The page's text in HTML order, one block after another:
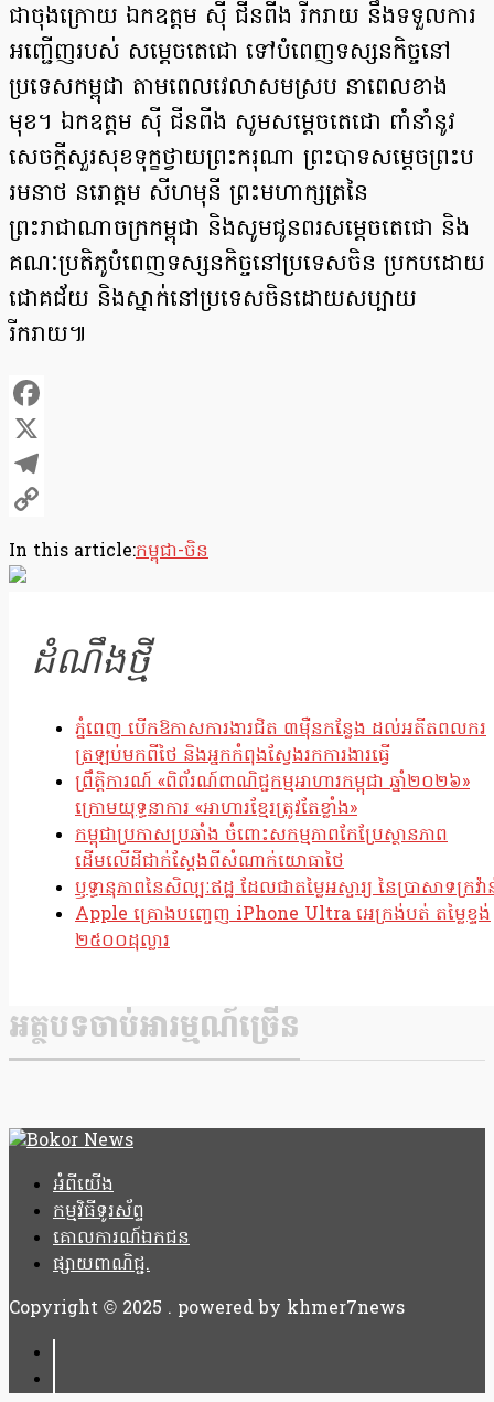
ជាចុងក្រោយ ឯកឧត្តម ស៊ី ជីនពីង រីករាយ នឹងទទួលការ
អញ្ជើញរបស់ សម្តេចតេជោ ទៅបំពេញទស្សនកិច្ចនៅ
ប្រទេសកម្ពុជា តាមពេលវេលាសមស្រប នាពេលខាង
មុខ។ ឯកឧត្តម ស៊ី ជីនពីង សូមសម្តេចតេជោ ពាំនាំនូវ
សេចក្តីសួរសុខទុក្ខថ្វាយព្រះករុណា ព្រះបាទសម្តេចព្រះប
រមនាថ នរោត្តម សីហមុនី ព្រះមហាក្សត្រនៃ
ព្រះរាជាណាចក្រកម្ពុជា និងសូមជូនពរសម្តេចតេជោ និង
គណៈប្រតិភូបំពេញទស្សនកិច្ចនៅប្រទេសចិន ប្រកបដោយ
ជោគជ័យ និងស្នាក់នៅប្រទេសចិនដោយសប្បាយ
រីករាយ៕
Facebook
X
Telegram
Link
In this article:កម្ពុជា-ចិន
ដំណឹងថ្មី
ភ្នំពេញ បើកឱកាសការងារជិត ៣ម៉ឺនកន្លែង ដល់អតីតពលករ
ត្រឡប់មកពីថៃ និងអ្នកកំពុងស្វែងរកការងារធ្វើ
ព្រឹត្តិការណ៍ «ពិព័រណ៍ពាណិជ្ជកម្មអាហារកម្ពុជា ឆ្នាំ២០២៦»
ក្រោមយុទ្ធនាការ «អាហារខ្មែរត្រូវតែខ្លាំង»
កម្ពុជាប្រកាសប្រឆាំង ចំពោះសកម្មភាពកែប្រែស្ថានភាព
ដើមលើដីជាក់ស្តែងពីសំណាក់យោធាថៃ
ឫទ្ធានុភាពនៃសិល្បៈឥដ្ឋ ដែលជាតម្លៃអស្ចារ្យ នៃប្រាសាទក្រវ៉
Apple គ្រោងបញ្ចេញ iPhone Ultra អេក្រង់បត់ តម្លៃខ្ទង់
២៥០០ដុល្លារ
អត្ថបទចាប់អារម្មណ៍ច្រើន
អំពីយើង
កម្មវិធីទូរស័ព្ទ
គោលការណ៍ឯកជន
ផ្សាយពាណិជ្ជ.
Copyright © 2025 . powered by khmer7news